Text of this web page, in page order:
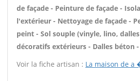
de façade - Peinture de façade -
l'extérieur - Nettoyage de façade -
peint - Sol souple (vinyle, lino,
décoratifs extérieurs - Dalles béton
Voir la fiche artisan : La maison de a